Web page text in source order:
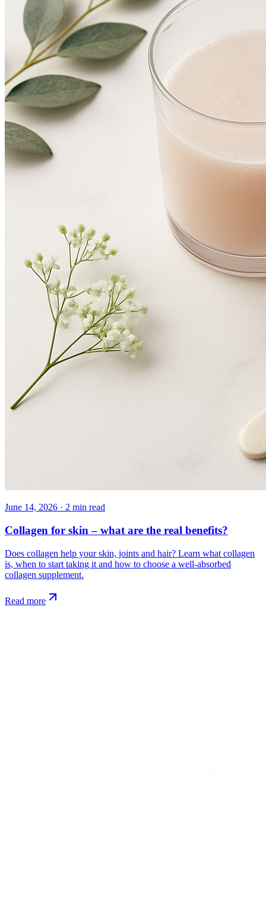
June 14, 2026 · 2 min read
Collagen for skin – what are the real benefits?
Does collagen help your skin, joints and hair? Learn what collagen
is, when to start taking it and how to choose a well-absorbed
collagen supplement.
Read more